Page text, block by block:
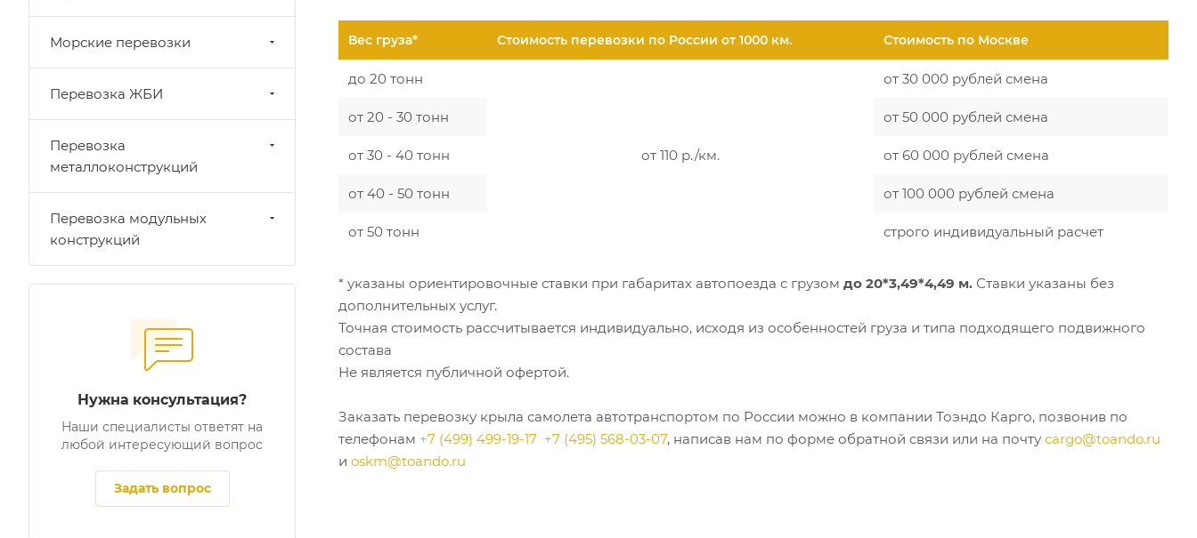
Вес груза* Стоимость перевозки по России от 1000 км. Стоимость по Москве
до 20 тонн
от 110 р./км.
от 30 000 рублей смена
от 20 - 30 тонн от 50 000 рублей смена
от 30 - 40 тонн от 60 000 рублей смена
от 40 - 50 тонн от 100 000 рублей смена
от 50 тонн строго индивидуальный расчет
* указаны ориентировочные ставки при габаритах автопоезда с грузом до 20*3,49*4,49 м. Ставки указаны без
дополнительных услуг.
Точная стоимость рассчитывается индивидуально, исходя из особенностей груза и типа подходящего подвижного
состава
Не является публичной офертой.
Заказать перевозку крыла самолета автотранспортом по России можно в компании Тоэндо Карго, позвонив по
телефонам +7 (499) 499-19-17 +7 (495) 568-03-07, написав нам по форме обратной связи или на почту cargo@toando.ru
и oskm@toando.ru
Морские перевозки
Перевозка ЖБИ
Перевозка
металлоконструкций
Перевозка модульных
конструкций
Нужна консультация?
Наши специалисты ответят на
любой интересующий вопрос
Задать вопрос